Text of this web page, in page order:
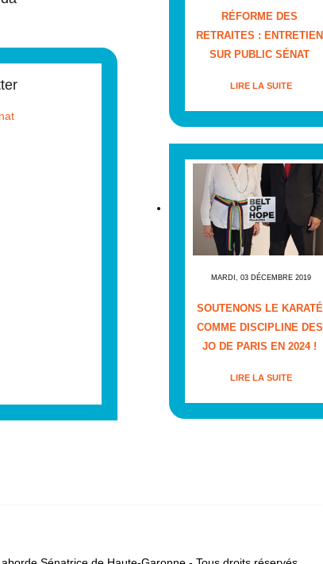
RÉFORME DES
RETRAITES : ENTRETIEN
SUR PUBLIC SÉNAT
LIRE LA SUITE
MARDI, 03 DÉCEMBRE 2019
SOUTENONS LE KARATÉ
COMME DISCIPLINE DES
JO DE PARIS EN 2024 !
LIRE LA SUITE